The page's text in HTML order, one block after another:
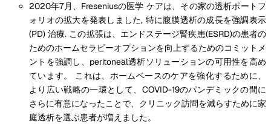
2020年7月、Freseniusの医学 ケアは、その家の透析ポートフ
ォリオの拡大を発表しました, 特に腹膜透析の成長を強調表示
(PD) 治療. この拡張は、エンドステージ腎疾患(ESRD)の患者の
ためのホームセラピーオプションを向上するためのコミットメ
ントを強調し、peritoneal透析ソリューションの可用性を高め
ています。 これは、ホームベースのケアを強化するために、
より広い戦略の一環として、COVID-19のパンデミックの間に
さらに有意になったことで、クリニック訪問を減らすために家
庭透析を選ぶ患者が増えました。